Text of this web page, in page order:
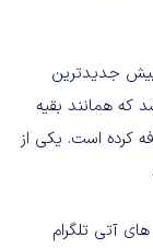
جدیدترین
تحت عنوان 4.2 منتشر شد که همانند بقیه
کرده است. یکی از
آتی تلگرام